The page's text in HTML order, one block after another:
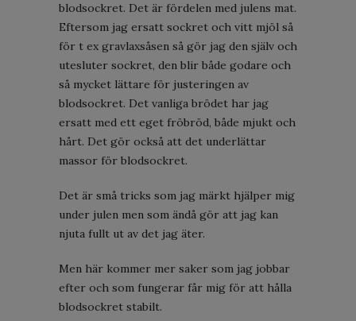
blodsockret. Det är fördelen med julens mat.
Eftersom jag ersatt sockret och vitt mjöl så
för t ex gravlaxsåsen så gör jag den själv och
utesluter sockret, den blir både godare och
så mycket lättare för justeringen av
blodsockret. Det vanliga brödet har jag
ersatt med ett eget fröbröd, både mjukt och
hårt. Det gör också att det underlättar
massor för blodsockret.
Det är små tricks som jag märkt hjälper mig
under julen men som ändå gör att jag kan
njuta fullt ut av det jag äter.
Men här kommer mer saker som jag jobbar
efter och som fungerar får mig för att hålla
blodsockret stabilt.